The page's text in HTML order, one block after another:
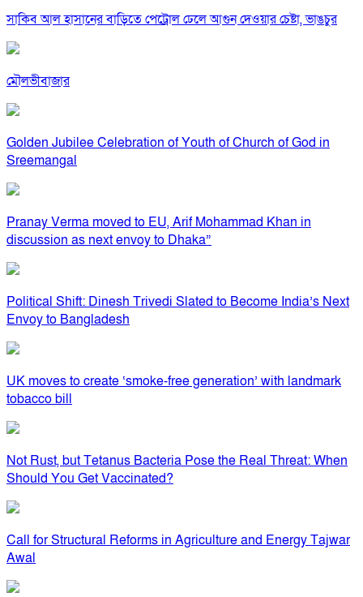
সাকিব আল হাসানের বাড়িতে পেট্রোল ঢেলে আগুন দেওয়ার চেষ্টা, ভাঙচুর
মৌলভীবাজার
Golden Jubilee Celebration of Youth of Church of God in
Sreemangal
Pranay Verma moved to EU, Arif Mohammad Khan in
discussion as next envoy to Dhaka”
Political Shift: Dinesh Trivedi Slated to Become India’s Next
Envoy to Bangladesh
UK moves to create ‘smoke-free generation’ with landmark
tobacco bill
Not Rust, but Tetanus Bacteria Pose the Real Threat: When
Should You Get Vaccinated?
Call for Structural Reforms in Agriculture and Energy Tajwar
Awal